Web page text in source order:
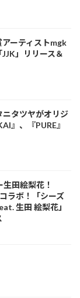
ーティストmgk
」リリース＆
タツヤがオリジ
』、『PURE』
田絵梨花！
ラボ！「シーズ
生田 絵梨花」